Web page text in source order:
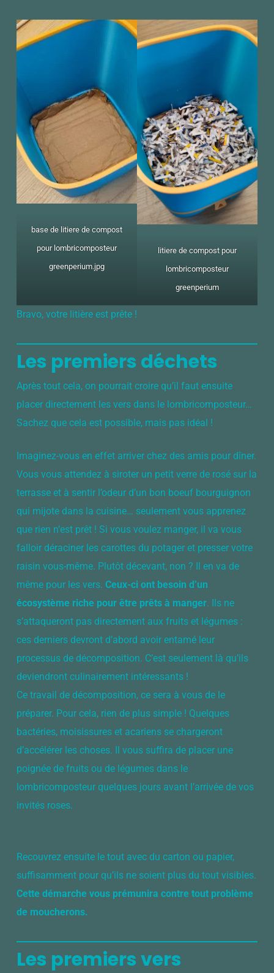
base de litiere de compost
pour lombricomposteur
greenperium.jpg
litiere de compost pour
lombricomposteur
greenperium
Bravo, votre litière est prête !
Les premiers déchets
Après tout cela, on pourrait croire qu’il faut ensuite
placer directement les vers dans le lombricomposteur…
Sachez que cela est possible, mais pas idéal !
Imaginez-vous en effet arriver chez des amis pour dîner.
Vous vous attendez à siroter un petit verre de rosé sur la
terrasse et à sentir l’odeur d’un bon boeuf bourguignon
qui mijote dans la cuisine… seulement vous apprenez
que rien n’est prêt ! Si vous voulez manger, il va vous
falloir déraciner les carottes du potager et presser votre
raisin vous-même. Plutôt décevant, non ? Il en va de
même pour les vers. Ceux-ci ont besoin d’un
écosystème riche pour être prêts à manger. Ils ne
s’attaqueront pas directement aux fruits et légumes :
ces derniers devront d’abord avoir entamé leur
processus de décomposition. C’est seulement là qu’ils
deviendront culinairement intéressants !
Ce travail de décomposition, ce sera à vous de le
préparer. Pour cela, rien de plus simple ! Quelques
bactéries, moisissures et acariens se chargeront
d’accélérer les choses. Il vous suffira de placer une
poignée de fruits ou de légumes dans le
lombricomposteur quelques jours avant l’arrivée de vos
invités roses.
Recouvrez ensuite le tout avec du carton ou papier,
suffisamment pour qu’ils ne soient plus du tout visibles.
Cette démarche vous prémunira contre tout problème
de moucherons.
Les premiers vers